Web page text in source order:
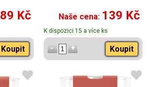
89 Kč
Koupit
Naše cena: 139 Kč
K dispozici 15 a více ks
Koupit